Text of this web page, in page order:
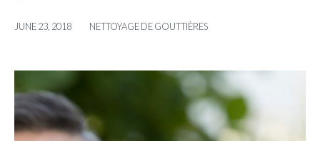
JUNE 23, 2018 NETTOYAGE DE GOUTTIÈRES